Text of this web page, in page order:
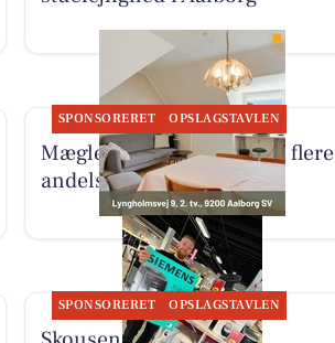
SPONSORERET OPSLAGSTAVLEN
Mæglerhuset Aalborg har flere
andelsboliger til salg
SPONSORERET OPSLAGSTAVLEN